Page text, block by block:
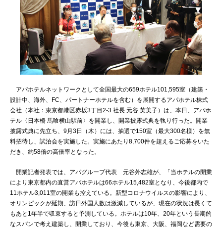
アパホテルネットワークとして全国最大の659ホテル101,595室（建築・
設計中、海外、FC、パートナーホテルを含む）を展開するアパホテル株式
会社（本社：東京都港区赤坂3丁目2‐3 社長 元谷 芙美子）は、本日、アパホ
テル〈日本橋 馬喰横山駅前〉を開業し、開業披露式典を執り行った。開業
披露式典に先立ち、9月3日（木）には、抽選で150室（最大300名様）を無
料招待し、試泊会を実施した。実施にあたり8,700件を超えるご応募をいた
だき、約58倍の高倍率となった。
開業記者発表では、アパグループ代表 元谷外志雄が、「当ホテルの開業
により東京都内の直営アパホテルは66ホテル15,482室となり、今後都内で
11ホテル3,011室の開業も控えている。新型コロナウイルスの影響により、
オリンピックが延期、訪日外国人数は激減しているが、現在の状況は長くて
もあと1年半で収束すると予測している。ホテルは10年、20年という長期的
なスパンで考え建築し、開業しており、今後も東京、大阪、福岡など需要の